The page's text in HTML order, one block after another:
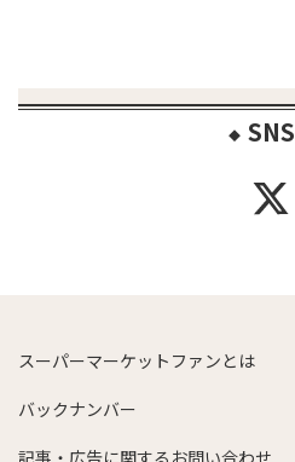
◆ SNS
スーパーマーケットファンとは
バックナンバー